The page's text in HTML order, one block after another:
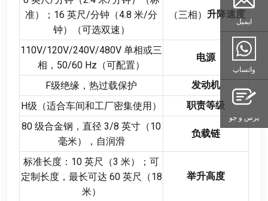
升降速度
（三相）
准）
；16 英尺/分钟（4.8 米/分
钟）（可选双速）
电源
110V/120V/240V/480V 单相或三
相 ，50/60 Hz（可配置）
发动机
F级绝缘 ， 热过载保护
职责等级
H级（适合车间和工厂密集使用）
负载链
80 级合金钢 ， 直径 3/8 英寸（10
毫米）
， 自润滑
举升高度
标准长度 ：10 英尺（3 米） ； 可
定制长度， 最长可达 60 英尺（18
米）
ایمیل
واتساپ
پرس و جو